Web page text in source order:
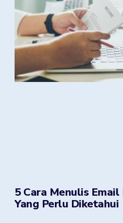
5 Cara Menulis
Yang Perlu Diketahui